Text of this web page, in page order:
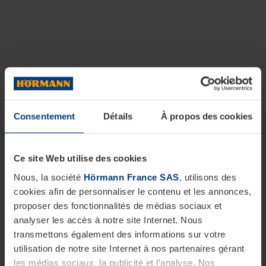
Consentement Détails À propos des cookies
Ce site Web utilise des cookies
Nous, la société Hörmann France SAS, utilisons des
cookies afin de personnaliser le contenu et les annonces,
proposer des fonctionnalités de médias sociaux et
analyser les accès à notre site Internet. Nous
transmettons également des informations sur votre
utilisation de notre site Internet à nos partenaires gérant
les médias sociaux, la publicité et l’analyse. Nos